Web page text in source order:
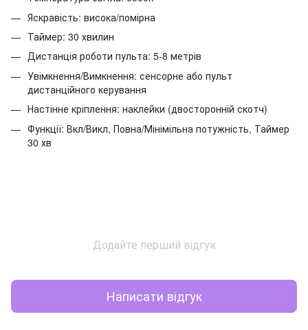
Яскравість: висока/помірна
Таймер: 30 хвилин
Дистанція роботи пульта: 5-8 метрів
Увімкнення/Вимкнення: сенсорне або пульт
дистанційного керування
Настінне кріплення: наклейки (двосторонній скотч)
Функції: Вкл/Викл, Повна/Мінімільна потужність, Таймер
30 хв
Додайте перший відгук
Написати відгук